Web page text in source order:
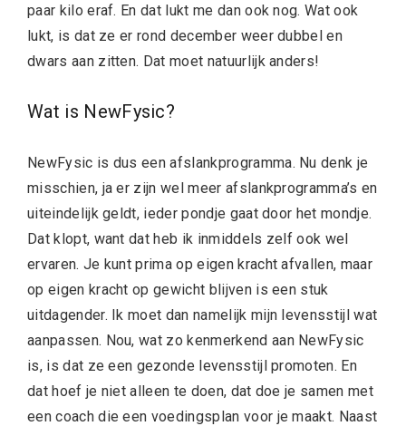
paar kilo eraf. En dat lukt me dan ook nog. Wat ook
lukt, is dat ze er rond december weer dubbel en
dwars aan zitten. Dat moet natuurlijk anders!
Wat is NewFysic?
NewFysic is dus een afslankprogramma. Nu denk je
misschien, ja er zijn wel meer afslankprogramma’s en
uiteindelijk geldt, ieder pondje gaat door het mondje.
Dat klopt, want dat heb ik inmiddels zelf ook wel
ervaren. Je kunt prima op eigen kracht afvallen, maar
op eigen kracht op gewicht blijven is een stuk
uitdagender. Ik moet dan namelijk mijn levensstijl wat
aanpassen. Nou, wat zo kenmerkend aan NewFysic
is, is dat ze een gezonde levensstijl promoten. En
dat hoef je niet alleen te doen, dat doe je samen met
een coach die een voedingsplan voor je maakt. Naast